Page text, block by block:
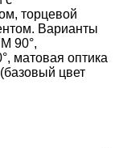
торцевой
Варианты
90°,
матовая оптика
цвет